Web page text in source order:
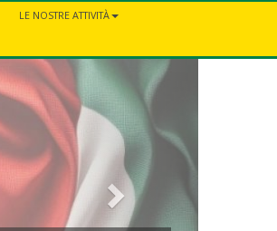
LE NOSTRE ATTIVITÀ
Next